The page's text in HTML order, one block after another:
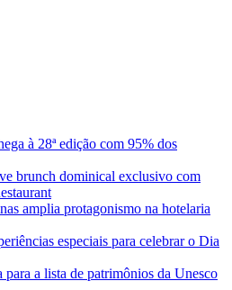
à 28ª edição com 95% dos
brunch dominical exclusivo com
amplia protagonismo na hotelaria
especiais para celebrar o Dia
para a lista de patrimônios da Unesco